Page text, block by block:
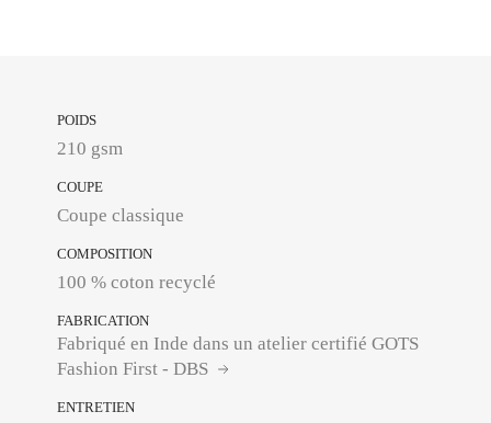
POIDS
210 gsm
COUPE
Coupe classique
COMPOSITION
100 % coton recyclé
FABRICATION
Fabriqué en Inde dans un atelier certifié GOTS
Fashion First - DBS
ENTRETIEN